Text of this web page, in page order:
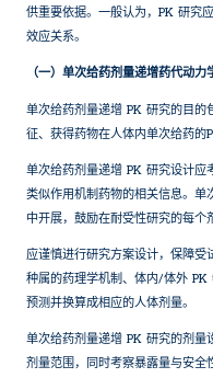
供重要依据。一般认为，PK 研究
效应关系。
（一）单次给药剂量递增药代动力
单次给药剂量递增 PK 研究的目
征、获得药物在人体内单次给药的
单次给药剂量递增 PK 研究设计应
类似作用机制药物的相关信息。
中开展，鼓励在耐受性研究的每个
应谨慎进行研究方案设计，保障
种属的药理学机制、体内/体外
预测并换算成相应的人体剂量。
单次给药剂量递增 PK 研究的剂量
剂量范围，同时考察暴露量与安